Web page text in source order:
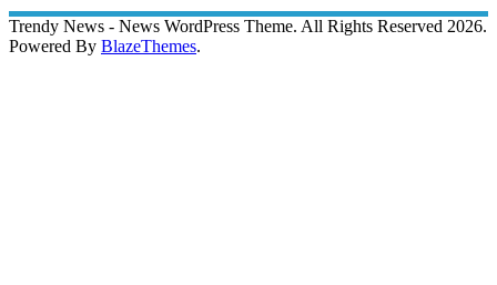
Trendy News - News WordPress Theme. All Rights Reserved 2026.
Powered By BlazeThemes.